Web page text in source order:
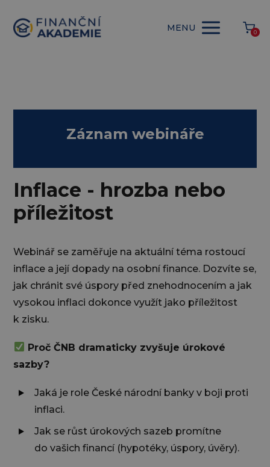
MENU 0
Záznam webináře
Inflace - hrozba nebo
příležitost
Webinář se zaměřuje na aktuální téma rostoucí
inflace a její dopady na osobní finance. Dozvíte se,
jak chránit své úspory před znehodnocením a jak
vysokou inflaci dokonce využít jako příležitost
k zisku.
Proč ČNB dramaticky zvyšuje úrokové
sazby?
Jaká je role České národní banky v boji proti
inflaci.
Jak se růst úrokových sazeb promítne
do vašich financí (hypotéky, úspory, úvěry).